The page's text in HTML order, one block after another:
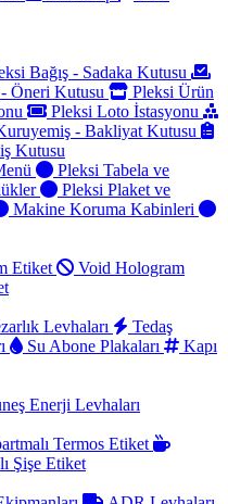
Bağış - Sadaka Kutusu
Öneri Kutusu
Pleksi Ürün
Pleksi Loto İstasyonu
- Bakliyat Kutusu
Kutusu
Pleksi Tabela ve
Pleksi Plaket ve
Makine Koruma Kabinleri
Etiket
Void Hologram
Levhaları
Tedaş
Su Abone Plakaları
Kapı
Enerji Levhaları
Termos Etiket
Şişe Etiket